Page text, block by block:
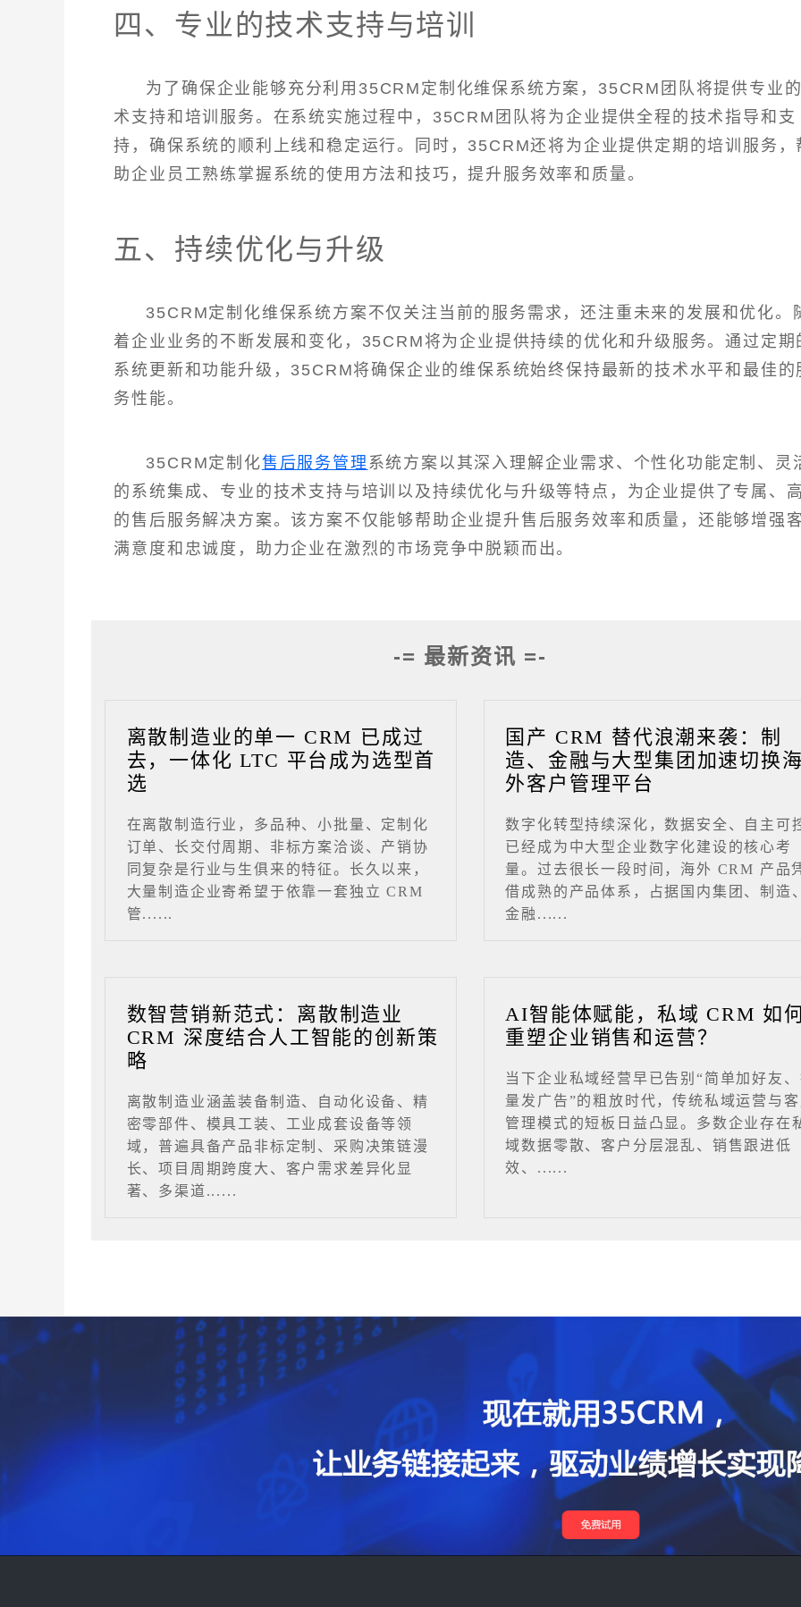
四、专业的技术支持与培训
为了确保企业能够充分利用35CRM定制化维保系统方案，35CRM团队将提供专业
术支持和培训服务。在系统实施过程中，35CRM团队将为企业提供全程的技术指导和支
持，确保系统的顺利上线和稳定运行。同时，35CRM还将为企业提供定期的培训服务，
助企业员工熟练掌握系统的使用方法和技巧，提升服务效率和质量。
五、持续优化与升级
35CRM定制化维保系统方案不仅关注当前的服务需求，还注重未来的发展和优化。
着企业业务的不断发展和变化，35CRM将为企业提供持续的优化和升级服务。通过定期
系统更新和功能升级，35CRM将确保企业的维保系统始终保持最新的技术水平和最佳的
务性能。
35CRM定制化售后服务管理 系统方案以其深入理解企业需求、个性化功能定制、灵
的系统集成、专业的技术支持与培训以及持续优化与升级等特点，为企业提供了专属、
的售后服务解决方案。该方案不仅能够帮助企业提升售后服务效率和质量，还能够增强
满意度和忠诚度，助力企业在激烈的市场竞争中脱颖而出。
-= 最新资讯 =-
离散制造业的单一 CRM 已成过
去，一体化 LTC 平台成为选型首
选
在离散制造行业，多品种、小批量、定制化
订单、长交付周期、非标方案洽谈、产销协
同复杂是行业与生俱来的特征。长久以来，
大量制造企业寄希望于依靠一套独立 CRM
管......
国产 CRM 替代浪潮来袭：制
造、金融与大型集团加速切换海
外客户管理平台
数字化转型持续深化，数据安全、自主可
已经成为中大型企业数字化建设的核心考
量。过去很长一段时间，海外 CRM 产品
借成熟的产品体系，占据国内集团、制造、
金融......
数智营销新范式：离散制造业
CRM 深度结合人工智能的创新策
略
离散制造业涵盖装备制造、自动化设备、精
密零部件、模具工装、工业成套设备等领
域，普遍具备产品非标定制、采购决策链漫
长、项目周期跨度大、客户需求差异化显
著、多渠道......
AI智能体赋能，私域 CRM 如
重塑企业销售和运营？
当下企业私域经营早已告别“简单加好友
量发广告”的粗放时代，传统私域运营与客
管理模式的短板日益凸显。多数企业存在
域数据零散、客户分层混乱、销售跟进低
效、......